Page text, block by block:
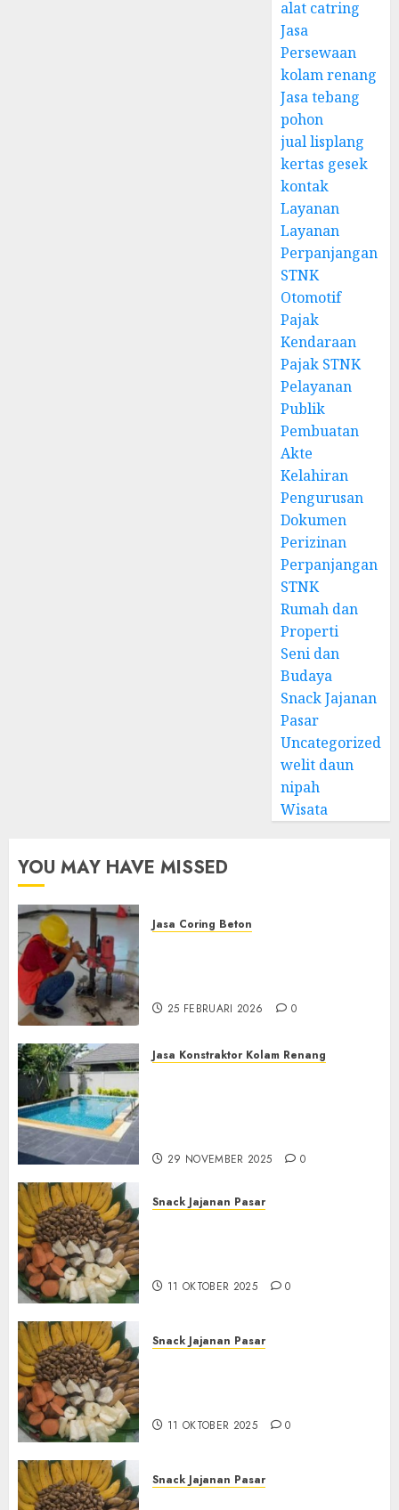
alat catring
Jasa
Persewaan
kolam renang
Jasa tebang
pohon
jual lisplang
kertas gesek
kontak
Layanan
Layanan
Perpanjangan
STNK
Otomotif
Pajak
Kendaraan
Pajak STNK
Pelayanan
Publik
Pembuatan
Akte
Kelahiran
Pengurusan
Dokumen
Perizinan
Perpanjangan
STNK
Rumah dan
Properti
Seni dan
Budaya
Snack Jajanan
Pasar
Uncategorized
welit daun
nipah
Wisata
YOU MAY HAVE MISSED
Jasa Coring Beton
25 FEBRUARI 2026 0
Jasa Konstraktor Kolam Renang
29 NOVEMBER 2025 0
Snack Jajanan Pasar
11 OKTOBER 2025 0
Snack Jajanan Pasar
11 OKTOBER 2025 0
Snack Jajanan Pasar